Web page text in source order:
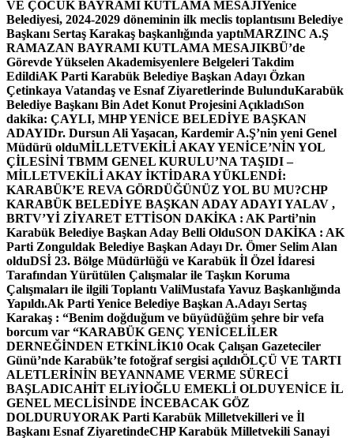
VE ÇOCUK BAYRAMI KUTLAMA MESAJIYenice
Belediyesi, 2024-2029 döneminin ilk meclis toplantısını Belediye
Başkanı Sertaş Karakaş başkanlığında yaptıMARZINC A.Ş
RAMAZAN BAYRAMI KUTLAMA MESAJIKBÜ’de
Görevde Yükselen Akademisyenlere Belgeleri Takdim
EdildiAK Parti Karabük Belediye Başkan Adayı Özkan
Çetinkaya Vatandaş ve Esnaf Ziyaretlerinde BulunduKarabük
Belediye Başkanı Bin Adet Konut Projesini AçıkladıSon
dakika: ÇAYLI, MHP YENİCE BELEDİYE BAŞKAN
ADAYIDr. Dursun Ali Yaşacan, Kardemir A.Ş’nin yeni Genel
Müdürü olduMİLLETVEKİLİ AKAY YENİCE’NİN YOL
ÇİLESİNİ TBMM GENEL KURULU’NA TAŞIDI –
MİLLETVEKİLİ AKAY İKTİDARA YÜKLENDİ:
KARABÜK’E REVA GÖRDÜĞÜNÜZ YOL BU MU?CHP
KARABÜK BELEDİYE BAŞKAN ADAY ADAYI YALAV ,
BRTV’Yİ ZİYARET ETTİSON DAKİKA : AK Parti’nin
Karabük Belediye Başkan Aday Belli OlduSON DAKİKA : AK
Parti Zonguldak Belediye Başkan Adayı Dr. Ömer Selim Alan
olduDSİ 23. Bölge Müdürlüğü ve Karabük İl Özel İdaresi
Tarafından Yürütülen Çalışmalar ile Taşkın Koruma
Çalışmaları ile ilgili Toplantı ValiMustafa Yavuz Başkanlığında
Yapıldı.Ak Parti Yenice Belediye Başkan A.Adayı Sertaş
Karakaş : “Benim doğduğum ve büyüdüğüm şehre bir vefa
borcum var “KARABÜK GENÇ YENİCELİLER
DERNEĞİNDEN ETKİNLİK10 Ocak Çalışan Gazeteciler
Günü’nde Karabük’te fotoğraf sergisi açıldıÖLÇÜ VE TARTI
ALETLERİNİN BEYANNAME VERME SÜRECİ
BAŞLADICAHİT ELiYİOĞLU EMEKLİ OLDUYENİCE İL
GENEL MECLİSİNDE İNCEBACAK GÖZ
DOLDURUYORAK Parti Karabük Milletvekilleri ve İl
Başkanı Esnaf ZiyaretindeCHP Karabük Milletvekili Sanayi